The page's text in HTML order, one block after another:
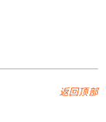
返回顶部